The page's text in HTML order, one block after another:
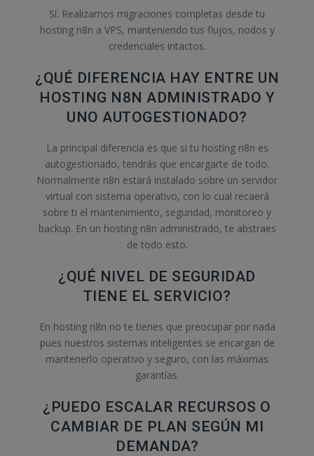
Sí. Realizamos migraciones completas desde tu
hosting n8n a VPS, manteniendo tus flujos, nodos y
credenciales intactos.
¿QUÉ DIFERENCIA HAY ENTRE UN
HOSTING N8N ADMINISTRADO Y
UNO AUTOGESTIONADO?
La principal diferencia es que si tu hosting n8n es
autogestionado, tendrás que encargarte de todo.
Normalmente n8n estará instalado sobre un servidor
virtual con sistema operativo, con lo cual recaerá
sobre ti el mantenimiento, seguridad, monitoreo y
backup. En un hosting n8n administrado, te abstraes
de todo esto.
¿QUÉ NIVEL DE SEGURIDAD
TIENE EL SERVICIO?
En hosting n8n no te tienes que preocupar por nada
pues nuestros sistemas inteligentes se encargan de
mantenerlo operativo y seguro, con las máximas
garantías.
¿PUEDO ESCALAR RECURSOS O
CAMBIAR DE PLAN SEGÚN MI
DEMANDA?